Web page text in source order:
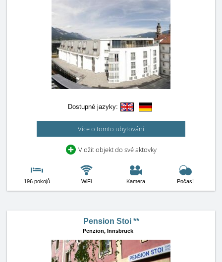
Dostupné jazyky:
Více o tomto ubytování
Vložit objekt do své aktovky
196 pokojů WiFi Kamera Počasí
Pension Stoi **
Penzion, Innsbruck